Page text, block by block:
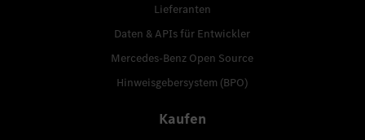
Lieferanten
Daten & APIs für Entwickler
Mercedes-Benz Open Source
Hinweisgebersystem (BPO)
Kaufen